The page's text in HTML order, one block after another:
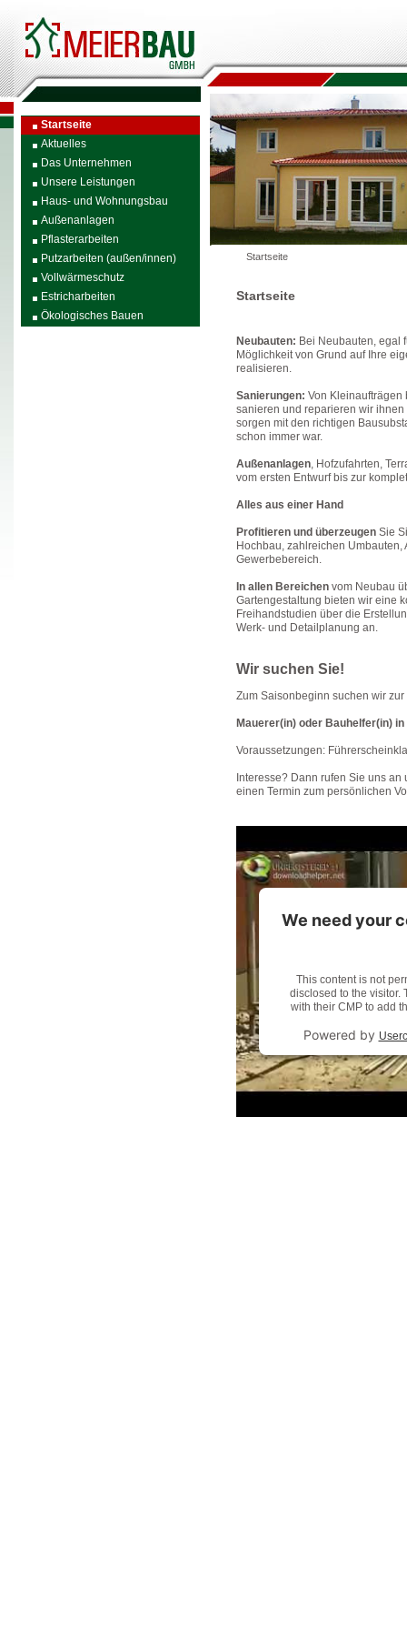
Startseite
Aktuelles
Das Unternehmen
Unsere Leistungen
Haus- und Wohnungsbau
Außenanlagen
Pflasterarbeiten
Putzarbeiten (außen/innen)
Vollwärmeschutz
Estricharbeiten
Ökologisches Bauen
Startseite
Startseite
Neubauten: Bei Neubauten, egal
Möglichkeit von Grund auf Ihre
realisieren.
Sanierungen: Von Kleinaufträgen
sanieren und reparieren wir
sorgen mit den richtigen
schon immer war.
Außenanlagen, Hofzufahrten,
vom ersten Entwurf bis zur
Alles aus einer Hand
Profitieren und überzeugen Sie
Hochbau, zahlreichen
Gewerbebereich.
In allen Bereichen vom Neubau
Gartengestaltung bieten wir eine
Freihandstudien über die
Werk- und Detailplanung an.
Wir suchen Sie!
Zum Saisonbeginn suchen wir
Mauerer(in) oder Bauhelfer(in) in
Voraussetzungen:
Interesse? Dann rufen Sie uns
einen Termin zum persönlichen
We need your
This content is not
disclosed to the visitor.
with their CMP to add
Powered by